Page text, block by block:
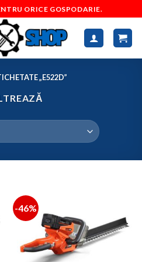
ORICE GOSPODARIE.
„E522D”
-46%